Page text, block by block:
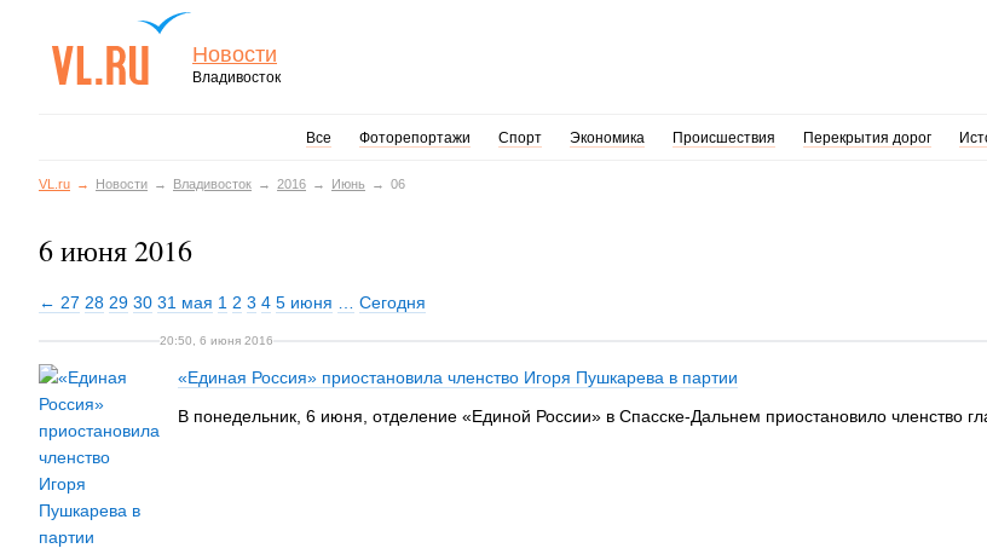
Новости
Владивосток
Все Фоторепортажи Спорт Экономика Происшествия Перекрытия дорог
VL.ru Новости Владивосток 2016 Июнь 06
6 июня 2016
← 27 28 29 30 31 мая 1 2 3 4 5 июня Сегодня
20:50, 6 июня 2016
«Единая Россия» приостановила членство Игоря Пушкарева в партии
В понедельник, 6 июня, отделение «Единой России» в Спасске-Дальнем приостановило членство